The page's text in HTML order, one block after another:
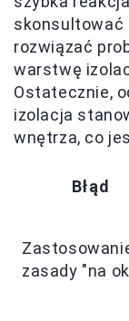
skonsultować
rozwiązać
warstwę
Ostatecznie,
izolacja
wnętrza, co
Błąd
zasady "na